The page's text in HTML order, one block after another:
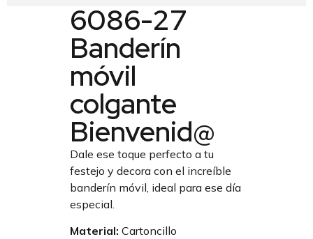
6086-27
Banderín
móvil
colgante
Bienvenid@
Dale ese toque perfecto a tu
festejo y decora con el increíble
banderín móvil, ideal para ese día
especial.
Material: Cartoncillo